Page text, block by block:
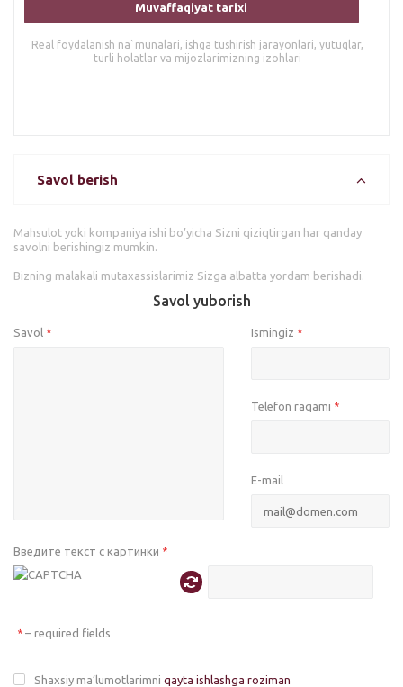
Muvaffaqiyat tarixi
Real foydalanish na`munalari, ishga tushirish jarayonlari, yutuqlar,
turli holatlar va mijozlarimizning izohlari
Savol berish
Mahsulot yoki kompaniya ishi bo’yicha Sizni qiziqtirgan har qanday
savolni berishingiz mumkin.
Bizning malakali mutaxassislarimiz Sizga albatta yordam berishadi.
Savol yuborish
Savol * Ismingiz *
Telefon raqami *
E-mail
Введите текст с картинки *
* – required fields
Shaxsiy ma’lumotlarimni qayta ishlashga roziman